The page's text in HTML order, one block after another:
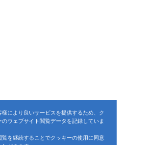
により良いサービスを提供するため、ク
ウェブサイト閲覧データを記録していま
覧を継続することでクッキーの使用に同意